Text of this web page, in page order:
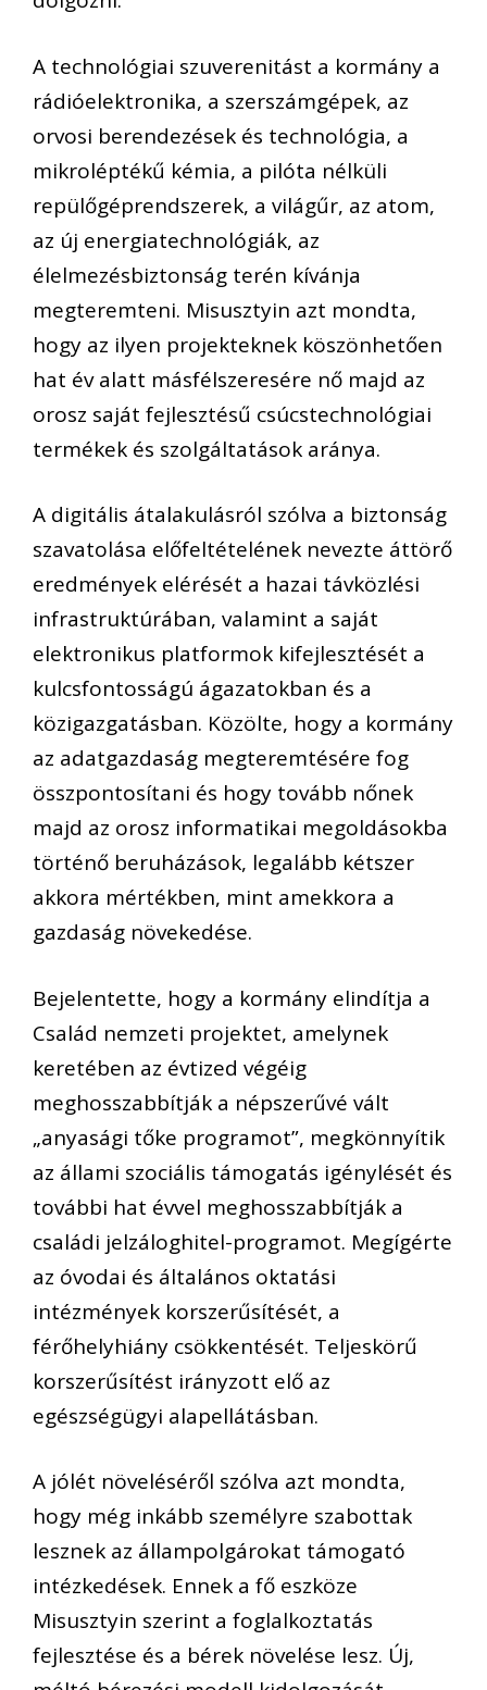
A technológiai szuverenitást a kormány a
rádióelektronika, a szerszámgépek, az
orvosi berendezések és technológia, a
mikroléptékű kémia, a pilóta nélküli
repülőgéprendszerek, a világűr, az atom,
az új energiatechnológiák, az
élelmezésbiztonság terén kívánja
megteremteni. Misusztyin azt mondta,
hogy az ilyen projekteknek köszönhetően
hat év alatt másfélszeresére nő majd az
orosz saját fejlesztésű csúcstechnológiai
termékek és szolgáltatások aránya.
A digitális átalakulásról szólva a biztonság
szavatolása előfeltételének nevezte áttörő
eredmények elérését a hazai távközlési
infrastruktúrában, valamint a saját
elektronikus platformok kifejlesztését a
kulcsfontosságú ágazatokban és a
közigazgatásban. Közölte, hogy a kormány
az adatgazdaság megteremtésére fog
összpontosítani és hogy tovább nőnek
majd az orosz informatikai megoldásokba
történő beruházások, legalább kétszer
akkora mértékben, mint amekkora a
gazdaság növekedése.
Bejelentette, hogy a kormány elindítja a
Család nemzeti projektet, amelynek
keretében az évtized végéig
meghosszabbítják a népszerűvé vált
„anyasági tőke programot”, megkönnyítik
az állami szociális támogatás igénylését és
további hat évvel meghosszabbítják a
családi jelzáloghitel-programot. Megígérte
az óvodai és általános oktatási
intézmények korszerűsítését, a
férőhelyhiány csökkentését. Teljeskörű
korszerűsítést irányzott elő az
egészségügyi alapellátásban.
A jólét növeléséről szólva azt mondta,
hogy még inkább személyre szabottak
lesznek az állampolgárokat támogató
intézkedések. Ennek a fő eszköze
Misusztyin szerint a foglalkoztatás
fejlesztése és a bérek növelése lesz. Új,